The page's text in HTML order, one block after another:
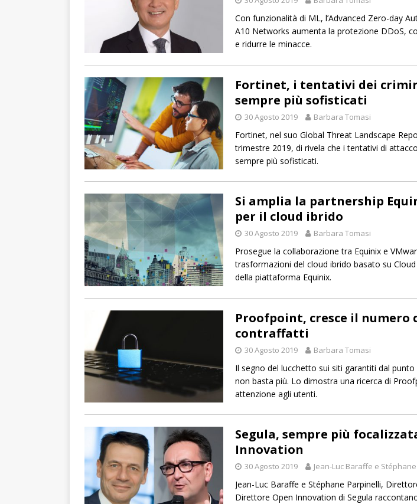
Con funzionalità di ML, l’Advanced Zero-day
A10 Networks aumenta la protezione DDoS,
e ridurre le minacce.
Fortinet, i tentativi dei
sempre più sofisticati
30 Agosto 2019 Barbara Tomasi
Fortinet, nel suo Global Threat Landscape
trimestre 2019, di rivela che i tentativi di
sempre più sofisticati.
Si amplia la partnership
per il cloud ibrido
30 Agosto 2019 Barbara Tomasi
Prosegue la collaborazione tra Equinix e
trasformazioni del cloud ibrido basato su Cloud
della piattaforma Equinix.
Proofpoint, cresce il numero
contraffatti
30 Agosto 2019 Barbara Tomasi
Il segno del lucchetto sui siti garantiti dal punto
non basta più. Lo dimostra una ricerca di
attenzione agli utenti.
Segula, sempre più
Innovation
30 Agosto 2019 Jean-Luc Baraffe e
Jean-Luc Baraffe e Stéphane Parpinelli,
Direttore Open Innovation di Segula